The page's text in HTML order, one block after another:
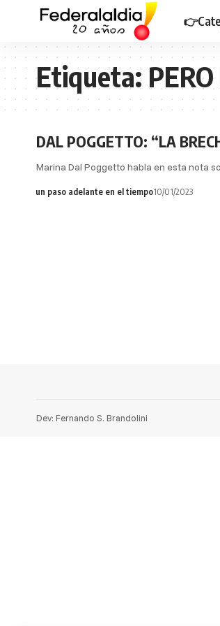
Etiqueta:
DAL POGGETTO: “LA
Marina Dal Poggetto habla en esta nota
un paso adelante en el tiempo10/01/2023
Dev: Fernando S. Brandolini